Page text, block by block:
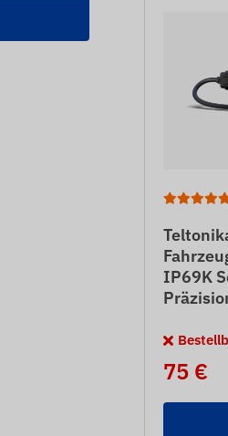
IP69K
75 €